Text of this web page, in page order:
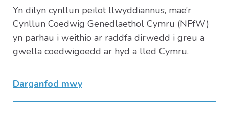
Yn dilyn cynllun peilot llwyddiannus, mae’r
Cynllun Coedwig Genedlaethol Cymru (NFfW)
yn parhau i weithio ar raddfa dirwedd i greu a
gwella coedwigoedd ar hyd a lled Cymru.
Darganfod mwy